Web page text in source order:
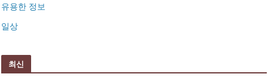
유용한 정보
일상
최신